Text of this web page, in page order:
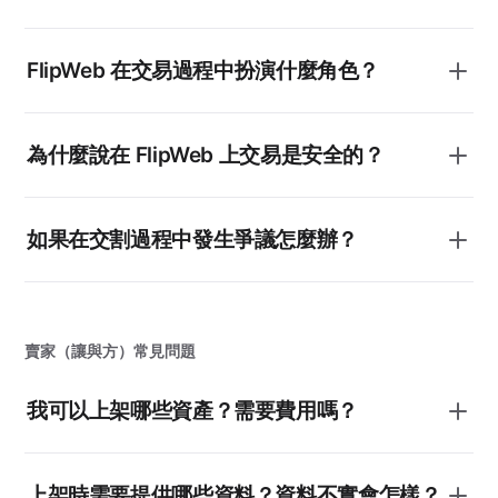
FlipWeb 在交易過程中扮演什麼角色？
為什麼說在 FlipWeb 上交易是安全的？
如果在交割過程中發生爭議怎麼辦？
賣家（讓與方）常見問題
我可以上架哪些資產？需要費用嗎？